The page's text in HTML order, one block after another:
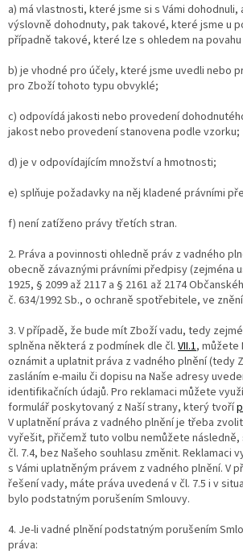
a) má vlastnosti, které jsme si s Vámi dohodnuli,
výslovně dohodnuty, pak takové, které jsme u
případně takové, které lze s ohledem na
b) je vhodné pro účely, které jsme uvedli nebo
pro Zboží tohoto typu obvyklé;
c) odpovídá jakosti nebo provedení
jakost nebo provedení stanovena podle vzorku;
d) je v odpovídajícím množství a hmotnosti;
e) splňuje požadavky na něj kladené právními
f) není zatíženo právy třetích stran.
2. Práva a povinnosti ohledně práv z vadného
obecně závaznými právními předpisy (zejména
1925, § 2099 až 2117 a § 2161 až 2174
č. 634/1992 Sb., o ochraně spotřebitele, ve
3. V případě, že bude mít Zboží vadu, tedy
splněna některá z podmínek dle čl. VII.1, můžete
oznámit a uplatnit práva z vadného plnění (tedy
zasláním e-mailu či dopisu na Naše adresy
identifikačních údajů. Pro reklamaci můžete
formulář poskytovaný z Naší strany, který tvoří
V uplatnění práva z vadného plnění je třeba
vyřešit, přičemž tuto volbu nemůžete následně,
čl. 7.4, bez Našeho souhlasu změnit. Reklamaci
s Vámi uplatněným právem z vadného plnění. V
řešení vady, máte práva uvedená v čl. 7.5 i v
bylo podstatným porušením Smlouvy.
4. Je-li vadné plnění podstatným porušením
práva: